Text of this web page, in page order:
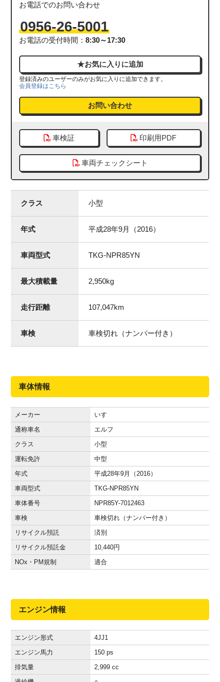
お電話でのお問い合わせ
0956-26-5001
お電話の受付時間：8:30～17:30
登録済みのユーザーのみがお気に入りに追加できます。
会員登録はこちら
お問い合わせ
車検証 印刷用PDF
車両チェックシート
クラス 小型
年式 平成28年9月（2016）
車両型式 TKG-NPR85YN
最大積載量 2,950kg
走行距離 107,047km
車検 車検切れ（ナンバー付き）
車体情報
メーカー
いすゞ
通称車名
エルフ
クラス
小型
運転免許
中型
年式
平成28年9月（2016）
車両型式
TKG-NPR85YN
車体番号
NPR85Y-7012463
車検
車検切れ（ナンバー付き）
リサイクル預託
済別
リサイクル預託金
10,440円
NOx・PM規制
適合
エンジン情報
エンジン形式
4JJ1
エンジン馬力
150 ps
排気量
2,999 cc